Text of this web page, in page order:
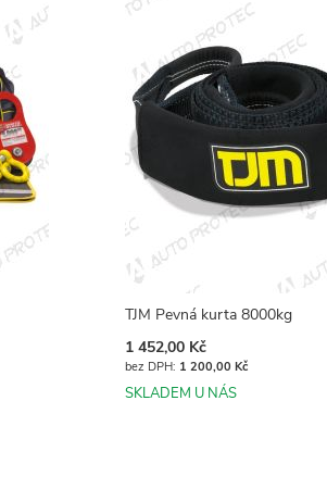
TJM Pevná kurta 8000kg
1 452,00 Kč
1 200,00 Kč
SKLADEM U NÁS